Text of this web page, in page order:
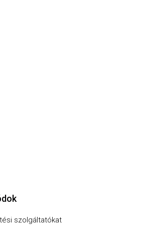
szolgáltatókat